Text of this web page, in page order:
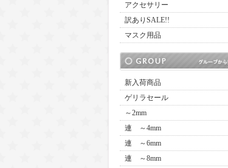
アクセサリー
訳ありSALE!!
マスク用品
新入荷商品
ゲリラセール
～2mm
連 ～4mm
連 ～6mm
連 ～8mm